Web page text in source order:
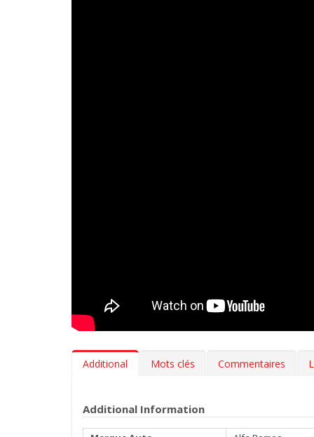
Additional Mots clés Commentaires
Additional Information